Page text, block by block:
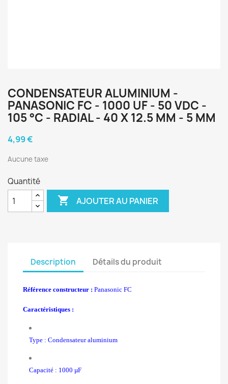
CONDENSATEUR ALUMINIUM -
PANASONIC FC - 1000 UF - 50 VDC -
105 °C - RADIAL - 40 X 12.5 MM - 5 MM
4,99 €
Aucune taxe
Quantité
 AJOUTER AU PANIER
Description Détails du produit
Référence constructeur : Panasonic FC
Caractéristiques :
Type : Condensateur aluminium
Capacité : 1000 µF